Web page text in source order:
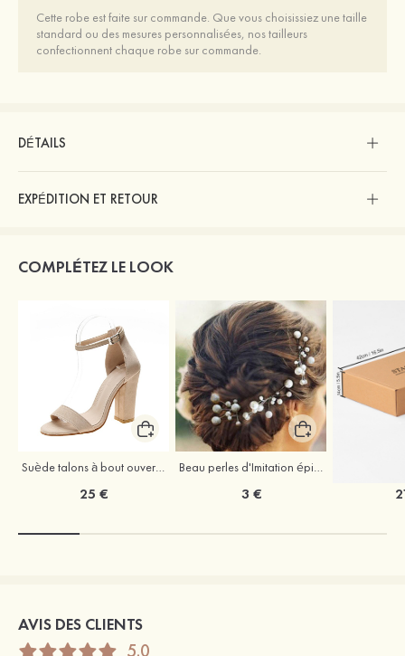
Cette robe est faite sur commande. Que vous choisissiez une taille
standard ou des mesures personnalisées, nos tailleurs
confectionnent chaque robe sur commande.
DÉTAILS
EXPÉDITION ET RETOUR
COMPLÉTEZ LE LOOK
Suède talons à bout ouvert sandales talon bottier chaussures pour les soirées
25 €
Beau perles d'Imitation épingles à cheveux coiffe
3 €
AVIS DES CLIENTS
5.0